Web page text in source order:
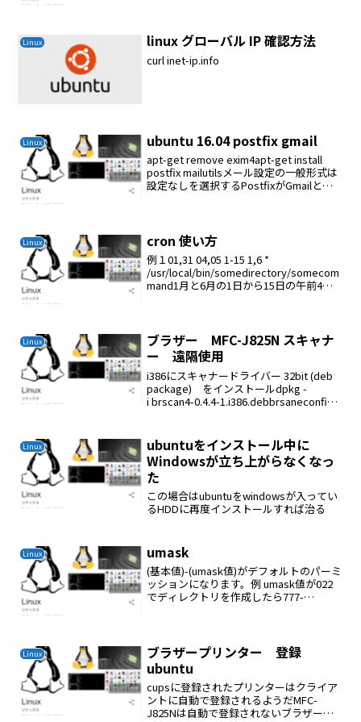
Linux linux グローバル IP 確認方法
curl inet-ip.info
Linux ubuntu 16.04 postfix gmail
apt-get remove exim4apt-get install
postfix mailutilsメール設定の一般形式は
設定なしを選択するPostfixがGmailとの
Linux cron 使い方
例１01,31 04,05 1-15 1,6 *
/usr/local/bin/somedirectory/somecom
mand1月と6月の1日から15日の午前4時
Linux
ブラザー MFC-J825N スキャナ
ー 遠隔使用
i386にスキャナードライバー 32bit (deb
package) をインストールdpkg -
i brscan4-0.4.4-1.i386.debbrsaneconfig4
Linux
ubuntuをインストール中に
Windowsが立ち上がらなくなっ
た
この場合はubuntuをwindowsが入ってい
るHDDに再度インストールすれば治る
Linux umask
(基本値)-(umask値)がデフォルトのパーミ
ッションになります。例 umask値が022
でディレクトリを作成したら777-
Linux
ブラザープリンター 登録
ubuntu
cupsに登録されたプリンターはクライア
ントに自動で登録されるようだMFC-
J825Nは自動で登録されないブラザーの